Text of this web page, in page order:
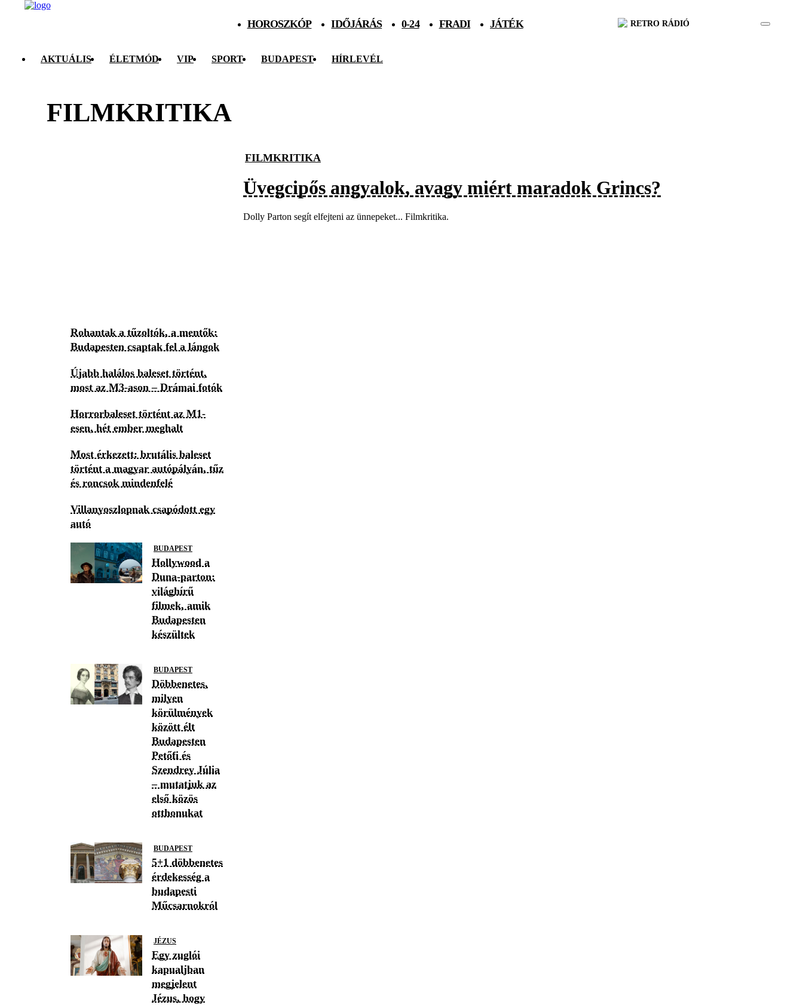
HOROSZKÓP IDŐJÁRÁS 0-24 FRADI JÁTÉK RETRO RÁDIÓ
AKTUÁLIS ÉLETMÓD VIP SPORT BUDAPEST HÍRLEVÉL
FILMKRITIKA
FILMKRITIKA
Üvegcipős angyalok, avagy miért maradok Grincs?
Dolly Parton segít elfejteni az ünnepeket... Filmkritika.
Rohantak a tűzoltók, a mentők:
Budapesten csaptak fel a lángok
Újabb halálos baleset történt,
most az M3-ason – Drámai fotók
Horrorbaleset történt az M1-
esen, hét ember meghalt
Most érkezett: brutális baleset
történt a magyar autópályán, tűz
és roncsok mindenfelé
Villanyoszlopnak csapódott egy
autó
BUDAPEST
Hollywood a
Duna-parton:
világhírű
filmek, amik
Budapesten
készültek
BUDAPEST
Döbbenetes,
milyen
körülmények
között élt
Budapesten
Petőfi és
Szendrey Júlia
– mutatjuk az
első közös
otthonukat
BUDAPEST
5+1 döbbenetes
érdekesség a
budapesti
Műcsarnokról
JÉZUS
Egy zuglói
kapualjban
megjelent
Jézus, hogy